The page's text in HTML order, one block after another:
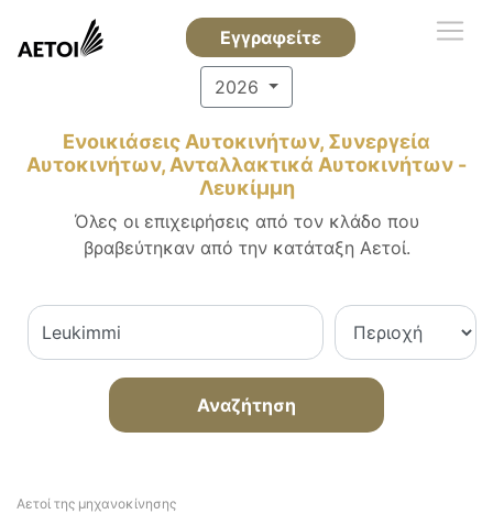
Εγγραφείτε
2026
Ενοικιάσεις Αυτοκινήτων, Συνεργεία
Αυτοκινήτων, Ανταλλακτικά Αυτοκινήτων -
Λευκίμμη
Όλες οι επιχειρήσεις από τον κλάδο που
βραβεύτηκαν από την κατάταξη Αετοί.
Αναζήτηση
Αετοί της μηχανοκίνησης